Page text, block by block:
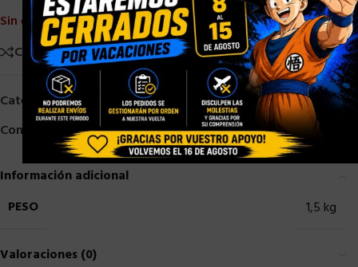
Sin existencias
Comparar
Añadir a la lista de deseos
Categorías:HASBRO
HASBRO STAR WARS
Compartir:
Información adicional
PESO
1,5 kg
Valoraciones (0)